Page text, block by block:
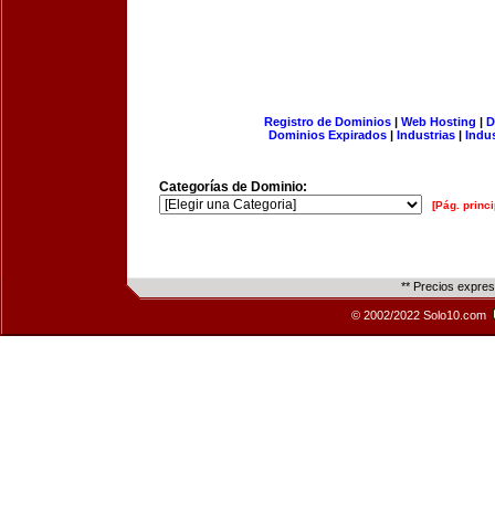
Registro de Dominios| Web Hosting |
Dominios Expirados | Industrias |
Categorías de Dominio:
[Pág.
** Precios
© 2002/2022 Solo10.com